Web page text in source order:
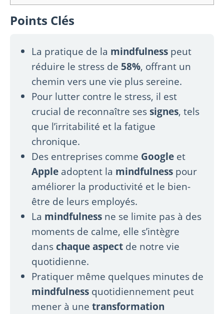
Points Clés
La pratique de la mindfulness peut
réduire le stress de 58%, offrant un
chemin vers une vie plus sereine.
Pour lutter contre le stress, il est
crucial de reconnaître sessignes, tels
que l’irritabilité et la fatigue
chronique.
Des entreprises comme Google et
Apple adoptent la mindfulness pour
améliorer la productivité et le bien-
être de leurs employés.
La mindfulness ne se limite pas à des
moments de calme, elle s’intègre
danschaque aspect de notre vie
quotidienne.
Pratiquer même quelques minutes de
mindfulness quotidiennement peut
mener à unetransformation